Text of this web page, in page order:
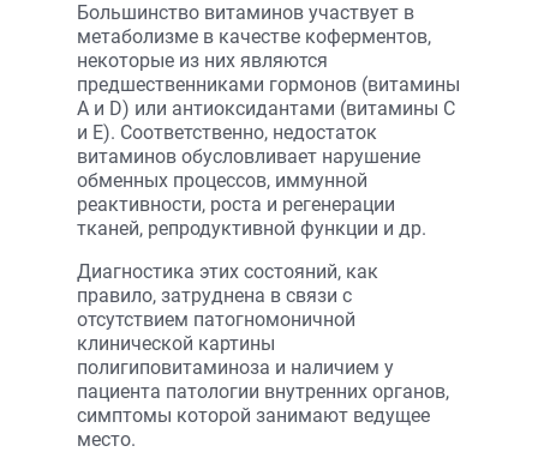
Большинство витаминов участвует в
метаболизме в качестве коферментов,
некоторые из них являются
предшественниками гормонов (витамины
А и D) или антиоксидантами (витамины С
и Е). Соответственно, недостаток
витаминов обусловливает нарушение
обменных процессов, иммунной
реактивности, роста и регенерации
тканей, репродуктивной функции и др.
Диагностика этих состояний, как
правило, затруднена в связи с
отсутствием патогномоничной
клинической картины
полигиповитаминоза и наличием у
пациента патологии внутренних органов,
симптомы которой занимают ведущее
место.